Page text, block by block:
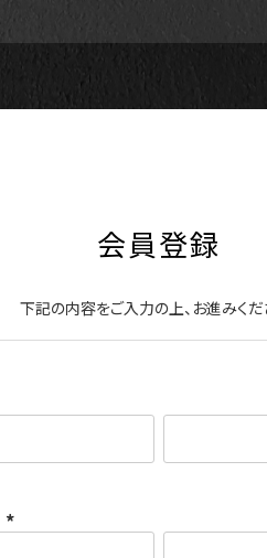
会員登録
下記の内容をご入力の上、お進みくだ